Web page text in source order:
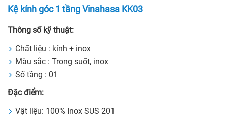
Kệ kính góc 1 tầng Vinahasa KK03
Thông số kỹ thuật:
Chất liệu : kính + inox
Màu sắc : Trong suốt, inox
Số tầng : 01
Đặc điểm:
Vật liệu: 100% Inox SUS 201